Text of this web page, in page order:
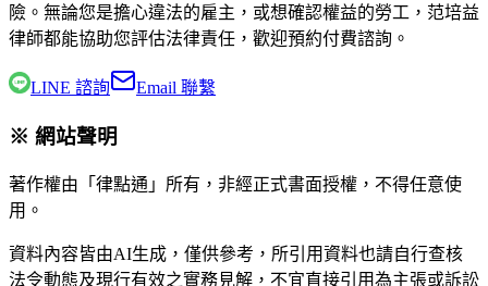
險。無論您是擔心違法的雇主，或想確認權益的勞工， 范培益
律師都能協助您評估法律責任，歡迎預約付費諮詢。
LINE 諮詢 Email 聯繫
※ 網站聲明
著作權由「律點通」所有，非經正式書面授權，不得任意使
用。
資料內容皆由AI生成，僅供參考，所引用資料也請自行查核
法令動態及現行有效之實務見解，不宜直接引用為主張或訴訟